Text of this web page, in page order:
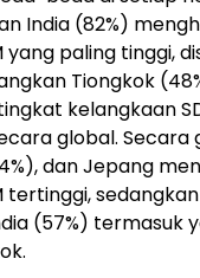
India (82%)
yang paling tinggi,
Tiongkok
kelangkaan
global. Secara
dan Jepang
tertinggi,
(57%) termasuk